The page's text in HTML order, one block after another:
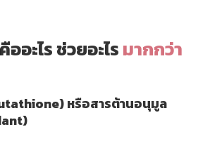
อะไร ช่วยอะไรมากกว่า
หรือสารต้านอนุมูล